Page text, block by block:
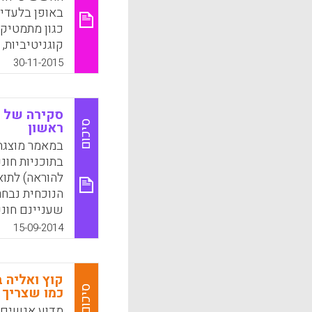
באופן
כגון
כמו גם
שלו (המוגדר
מוטיבציה,
30-11-2015
סיכום
סקירה של
ראשון
במאמר
בתוכניות
להוראה)
שעניינם
הנוכחית
2012,
ההקפדה
15-09-2014
סיכום
קוץ
כמו שצריך